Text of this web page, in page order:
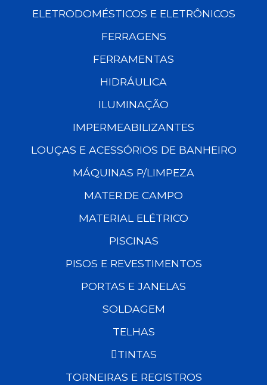
ELETRODOMÉSTICOS E ELETRÔNICOS
FERRAGENS
FERRAMENTAS
HIDRÁULICA
ILUMINAÇÃO
IMPERMEABILIZANTES
LOUÇAS E ACESSÓRIOS DE BANHEIRO
MÁQUINAS P/LIMPEZA
MATER.DE CAMPO
MATERIAL ELÉTRICO
PISCINAS
PISOS E REVESTIMENTOS
PORTAS E JANELAS
SOLDAGEM
TELHAS
TINTAS
TORNEIRAS E REGISTROS